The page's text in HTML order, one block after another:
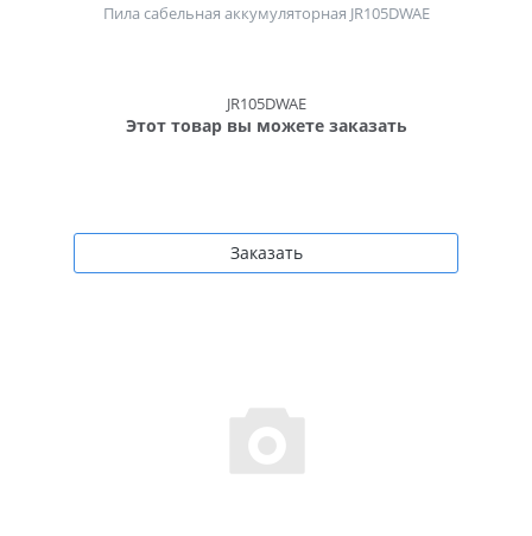
Пила сабельная аккумуляторная JR105DWAE
JR105DWAE
Этот товар вы можете заказать
Заказать